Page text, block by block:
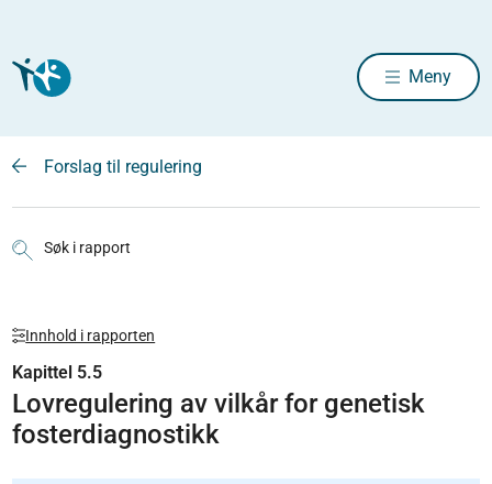
Meny
Forslag til regulering
Søk i rapport
Innhold i rapporten
Kapittel 5.5
Lovregulering av vilkår for genetisk
fosterdiagnostikk